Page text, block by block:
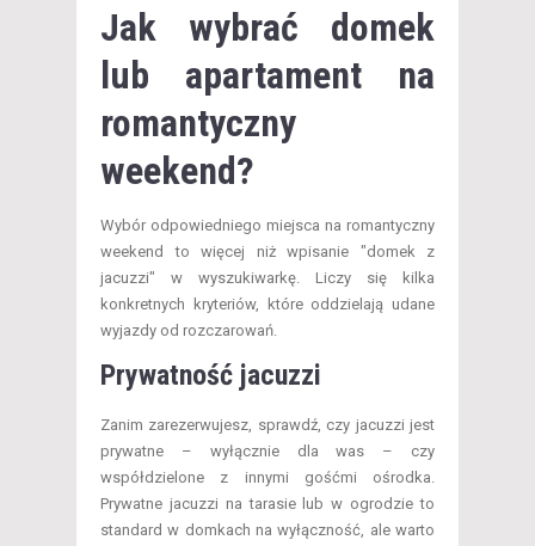
Jak wybrać domek
lub apartament na
romantyczny
weekend?
Wybór odpowiedniego miejsca na romantyczny
weekend to więcej niż wpisanie "domek z
jacuzzi" w wyszukiwarkę. Liczy się kilka
konkretnych kryteriów, które oddzielają udane
wyjazdy od rozczarowań.
Prywatność jacuzzi
Zanim zarezerwujesz, sprawdź, czy jacuzzi jest
prywatne – wyłącznie dla was – czy
współdzielone z innymi gośćmi ośrodka.
Prywatne jacuzzi na tarasie lub w ogrodzie to
standard w domkach na wyłączność, ale warto